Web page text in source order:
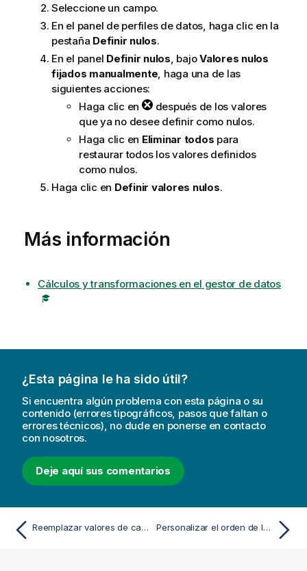
Seleccione un campo.
En el panel de perfiles de datos, haga clic en la
pestaña Definir nulos.
En el panel Definir nulos, bajoValores nulos
fijados manualmente, haga una de las
siguientes acciones:
Haga clic en
después de los valores
que ya no desee definir como nulos.
Haga clic en Eliminar todos para
restaurar todos los valores definidos
como nulos.
Haga clic en Definir valores nulos.
Más información
Cálculos y transformaciones en el gestor de datos
¿Esta página le ha sido útil?
Si encuentra algún problema con esta página o su
contenido (errores tipográficos, pasos que faltan o
errores técnicos), no dude en ponerse en contacto
con nosotros.
Deje aquí sus comentarios
Reemplazar valores de campo en una tabla Personalizar el orden de los valores de dimensión